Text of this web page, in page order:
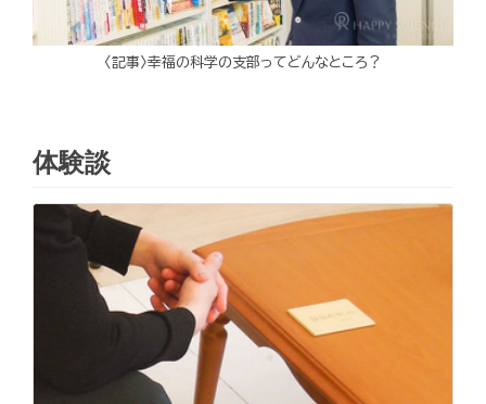
〈記事〉幸福の科学の支部ってどんなところ？
体験談